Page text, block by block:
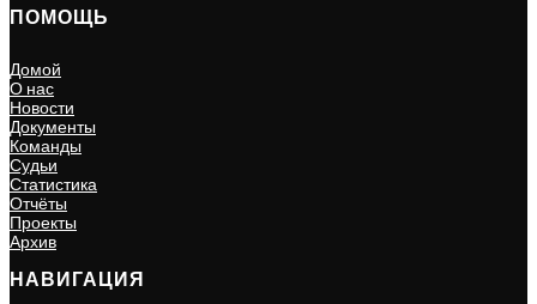
ПОМОЩЬ
Домой
О нас
Новости
Документы
Команды
Судьи
Статистика
Отчёты
Проекты
Архив
НАВИГАЦИЯ